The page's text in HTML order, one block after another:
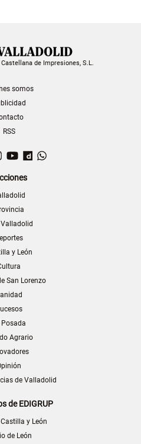
de Impresiones, S.L.
somos
RSS
Instagram
YouTubeDailymotion
Valladolid
y León
San Lorenzo
Posada
Agrario
de Valladolid
de EDIGRUP
y León
de León